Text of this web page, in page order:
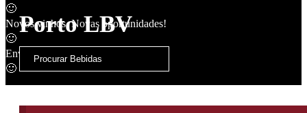
🙂
Novos vinhos, Novas oportunidades!
🙂
Envios Grátis acima de 100€
🙂
Porto LBV